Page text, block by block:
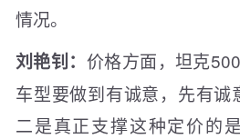
情况。
刘艳钊： 价格方面，坦克
车型要做到有诚意，先有诚
二是真正支撑这种定价的